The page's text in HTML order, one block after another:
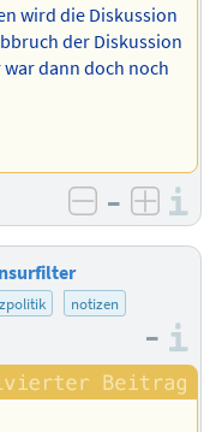
wird die Diskussion
der Diskussion
dann doch noch
negativ
–
notizen
–